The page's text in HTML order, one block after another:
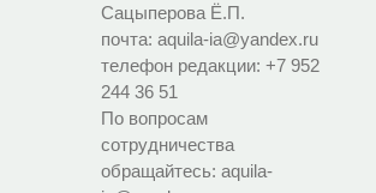
Сацыперова Ё.П.
почта: aquila-ia@yandex.ru
телефон редакции: +7 952
244 36 51
По вопросам
сотрудничества
обращайтесь: aquila-